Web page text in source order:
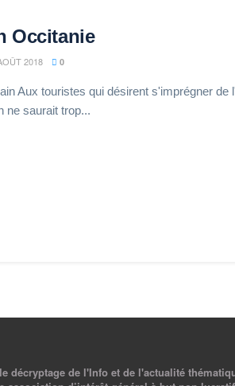
Occitanie
2018 0
Aux touristes qui désirent s'imprégner de
ne saurait trop...
décryptage de l'Info et de l'actualité